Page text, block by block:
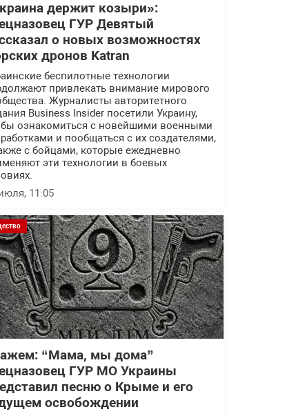
держит козыри»:
ГУР Девятый
о новых возможностях
дронов Katran
беспилотные технологии
привлекать внимание мирового
Журналисты авторитетного
Business Insider посетили Украину,
ознакомиться с новейшими военными
и пообщаться с их создателями,
с бойцами, которые ежедневно
эти технологии в боевых
11:05
“Мама, мы дома”
ГУР МО Украины
песню о Крыме и его
освобождении